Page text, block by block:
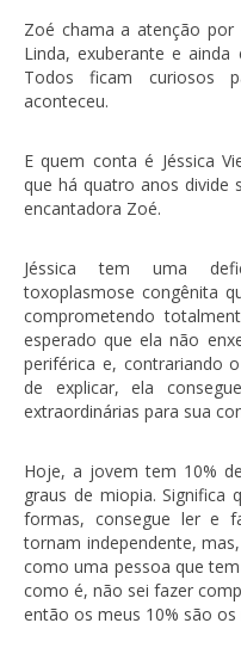
Zoé chama a atenção por
Linda, exuberante e
Todos ficam curiosos
aconteceu.
E quem conta é Jéssica
que há quatro anos divide
encantadora Zoé.
Jéssica tem uma
toxoplasmose congênita
comprometendo
esperado que ela não
periférica e, contrariando
de explicar, ela
extraordinárias para sua
Hoje, a jovem tem 10%
graus de miopia. Significa
formas, consegue ler e
tornam independente,
como uma pessoa que
como é, não sei fazer
então os meus 10% são os